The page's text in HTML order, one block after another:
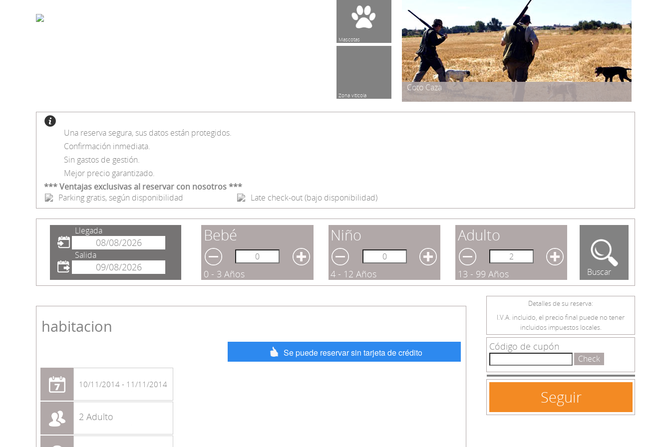
Mascotas
Coto Caza
Zona vitícola
Una reserva segura, sus datos están protegidos.
Confirmación inmediata.
Sin gastos de gestión.
Mejor precio garantizado.
*** Ventajas exclusivas al reservar con nosotros ***
Parking gratis, según disponibilidad
Late check-out (bajo disponibilidad)
Llegada
Salida
Bebé
0 - 3 Años
Niño
4 - 12 Años
Adulto
13 - 99 Años Buscar
habitacion
Se puede reservar sin tarjeta de crédito
10/11/2014 - 11/11/2014
2 Adulto
Detalles de su reserva:
I.V.A. incluido, el precio final puede no tener
incluidos impuestos locales.
Código de cupón
Check